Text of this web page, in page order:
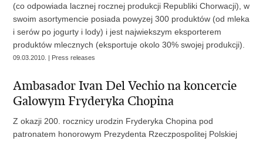
(co odpowiada lacznej rocznej produkcji Republiki Chorwacji), w
swoim asortymencie posiada powyzej 300 produktów (od mleka
i serów po jogurty i lody) i jest najwiekszym eksporterem
produktów mlecznych (eksportuje okolo 30% swojej produkcji).
09.03.2010. | Press releases
Ambasador Ivan Del Vechio na koncercie
Galowym Fryderyka Chopina
Z okazji 200. rocznicy urodzin Fryderyka Chopina pod
patronatem honorowym Prezydenta Rzeczpospolitej Polskiej